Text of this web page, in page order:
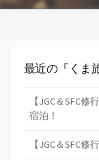
最近の『くま
【JGC＆SFC
宿泊！
【JGC＆SFC